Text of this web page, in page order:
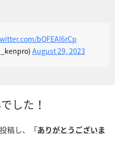
bQFEAl6rCp
August 29, 2023
でした！
稿し、「ありがとうございま